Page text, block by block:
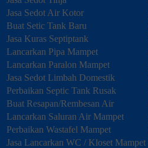
Jasa Sedot Air Kotor
Buat Setic Tank Baru
Jasa Kuras Septiptank
Lancarkan Pipa Mampet
Lancarkan Paralon Mampet
Jasa Sedot Limbah Domestik
Perbaikan Septic Tank Rusak
Buat Resapan/Rembesan Air
Lancarkan Saluran Air Mampet
Perbaikan Wastafel Mampet
Jasa Lancarkan WC / Kloset Mampet